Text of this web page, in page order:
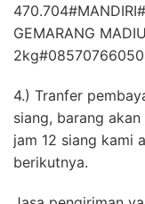
GEMARANG
4.) Tranfer
siang, barang
jam 12 siang kami
berikutnya.